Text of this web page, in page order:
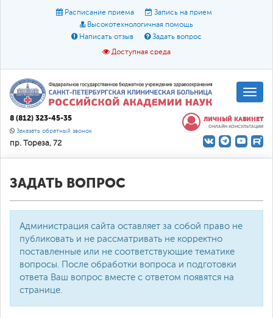
Расписание приема
Запись на прием
Высокотехнологичная помощь
Написать отзыв
Задать вопрос
Доступная среда
Размер шрифта: A A A
Цвет:
О доступной среде
8 (812) 323-45-35
Заказать обратный звонок
пр. Тореза, 72
ЛИЧНЫЙ КАБИНЕТ
ОНЛАЙН КОНСУЛЬТАЦИИ
ЗАДАТЬ ВОПРОС
Администрация сайта оставляет за собой право не
публиковать и не рассматривать не корректно
поставленные или не соответствующие тематике
вопросы. После обработки вопроса и подготовки
ответа Ваш вопрос вместе с ответом появятся на
странице.